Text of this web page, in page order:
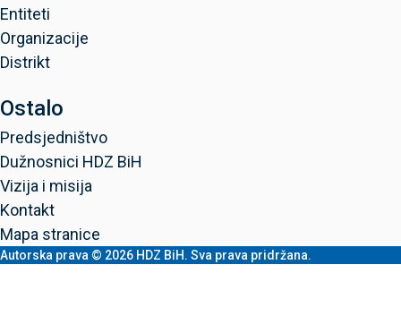
Entiteti
Organizacije
Distrikt
Ostalo
Predsjedništvo
Dužnosnici HDZ BiH
Vizija i misija
Kontakt
Mapa stranice
Autorska prava © 2026 HDZ BiH. Sva prava pridržana.